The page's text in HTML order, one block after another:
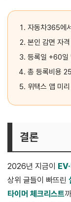
자동차365에
본인 감면 자
등록일 +60일
총 등록비용
위택스 앱 미
결론
2026년 지금이
상위 글들이 빠뜨린
타이머 체크리스트